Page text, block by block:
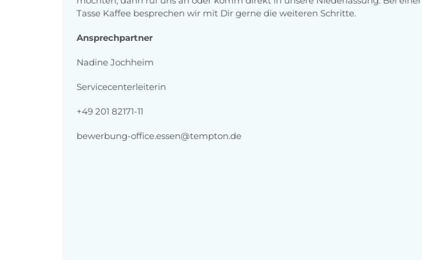
Tasse Kaffee besprechen wir mit Dir gerne die weiteren Schritte.
Ansprechpartner
Nadine Jochheim
Servicecenterleiterin
+49 201 82171-11
bewerbung-office.essen@tempton.de